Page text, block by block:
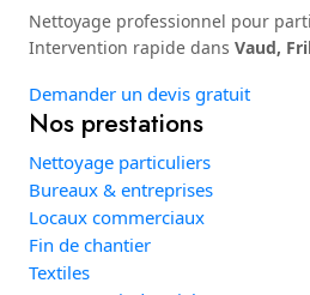
Nettoyage professionnel pour
Intervention rapide dans Vaud,
Demander un devis gratuit
Nos prestations
Nettoyage particuliers
Bureaux & entreprises
Locaux commerciaux
Fin de chantier
Textiles